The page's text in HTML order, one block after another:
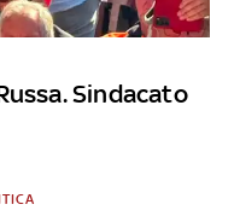
Sindacato